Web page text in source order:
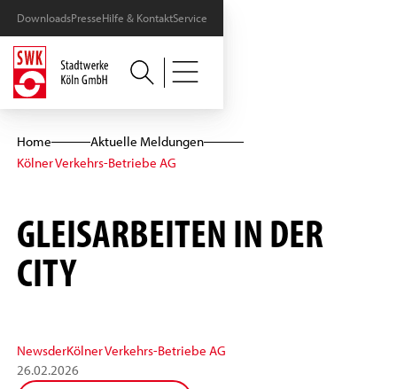
DownloadsPresseHilfe & KontaktService
Home
Aktuelle Meldungen
Kölner Verkehrs-Betriebe AG
GLEISARBEITEN IN DER
CITY
NewsderKölner Verkehrs-Betriebe AG
26.02.2026